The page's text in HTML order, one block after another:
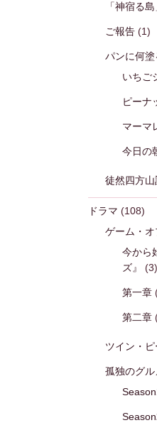
「神宿る
ご報告(1)
パンに何塗
いちご
ピーナ
マーマ
今日の
徒然四方山
ドラマ (108)
ゲーム・
今から
ズ』
(3)
第一章
第二章
ツイン・ピ
孤独のグル